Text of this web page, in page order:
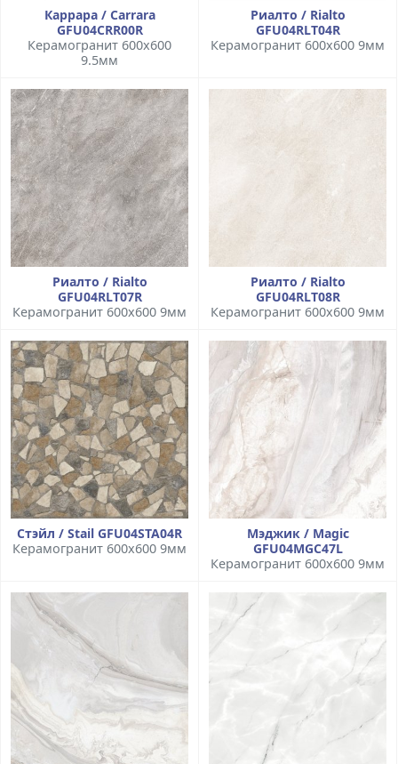
Каррара / Carrara
GFU04CRR00R
Керамогранит 600x600
9.5мм
Риалто / Rialto
GFU04RLT04R
Керамогранит 600x600 9мм
Риалто / Rialto
GFU04RLT07R
Керамогранит 600x600 9мм
Риалто / Rialto
GFU04RLT08R
Керамогранит 600x600 9мм
Стэйл / Stail GFU04STA04R
Керамогранит 600x600 9мм
Мэджик / Magic
GFU04MGC47L
Керамогранит 600x600 9мм